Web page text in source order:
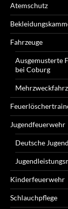
Atemschutz
Fahrzeuge
Ausgemusterte
bei Coburg
Jugendfeuerwehr
Deutsche
Kinderfeuerwehr
Schlauchpflege